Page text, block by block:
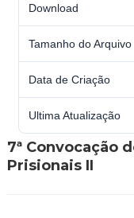
Download
Tamanho do Arquivo
Data de Criação
Ultima Atualização
7ª Convocação
Prisionais II